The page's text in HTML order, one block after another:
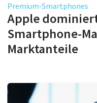
Premium-Smartphones
Apple
Smartphone-
Marktanteile